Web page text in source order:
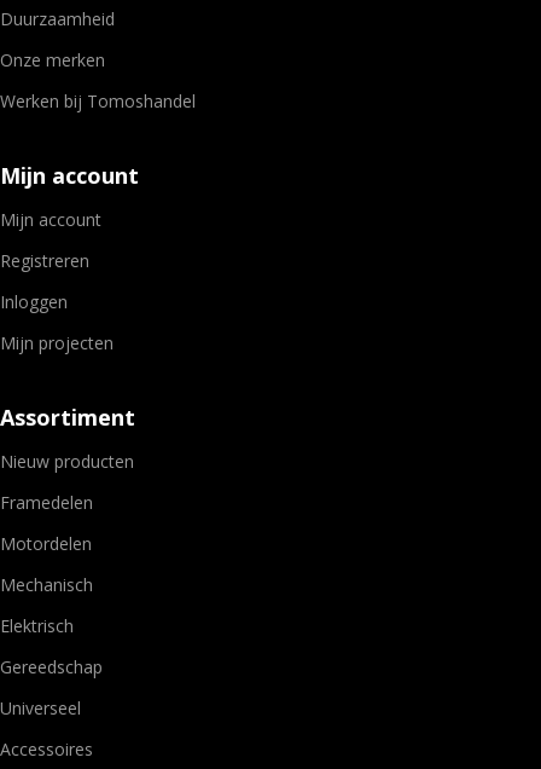
Duurzaamheid
Onze merken
Werken bij Tomoshandel
Mijn account
Mijn account
Registreren
Inloggen
Mijn projecten
Assortiment
Nieuw producten
Framedelen
Motordelen
Mechanisch
Elektrisch
Gereedschap
Universeel
Accessoires